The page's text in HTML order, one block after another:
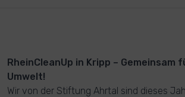
RheinCleanUp in Kripp – Gemeinsam
Umwelt!
Wir von der Stiftung Ahrtal sind dieses